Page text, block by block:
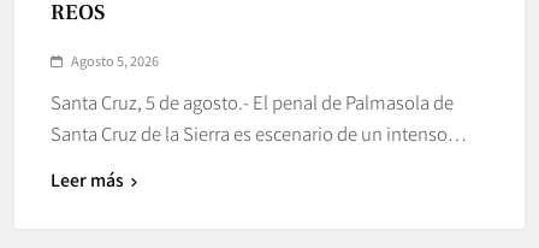
REOS
Agosto 5, 2026
Santa Cruz, 5 de agosto.- El penal de Palmasola de
Santa Cruz de la Sierra es escenario de un intenso…
Leer más